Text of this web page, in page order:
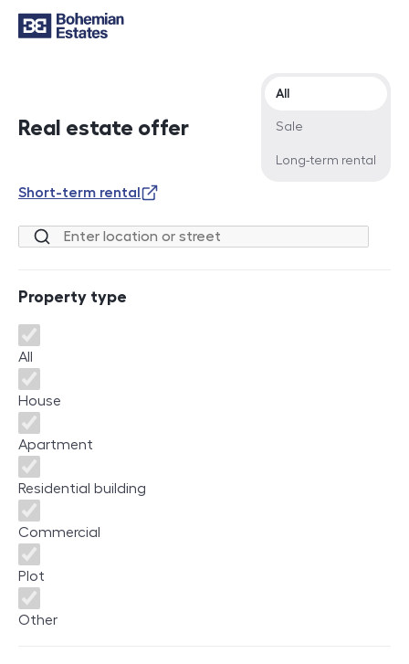
Real estate offer
Offer type
All
Sale
Long-term rental
Short-term rental
Location or street
Property type
Property type
All
House
Apartment
Residential building
Commercial
Plot
Other